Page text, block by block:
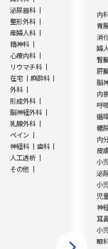
泌尿器科
整形外科
産婦人科
精神科
心療内科
リウマチ科
在宅
麻酔科
外科
形成外科
脳神経外科
乳腺外科
ペイン
神経科
歯科
人工透析
その他
内
胃
消
婦
腎
肝
脳
内
呼
循
糖
内
皮
小
泌
小
児
神
耳
小
眼